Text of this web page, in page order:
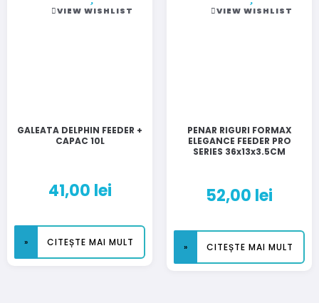
VIEW WISHLIST
GALEATA DELPHIN FEEDER +
CAPAC 10L
41,00 lei
CITEȘTE MAI MULT
VIEW WISHLIST
PENAR RIGURI FORMAX
ELEGANCE FEEDER PRO
SERIES 36x13x3.5CM
52,00 lei
CITEȘTE MAI MULT